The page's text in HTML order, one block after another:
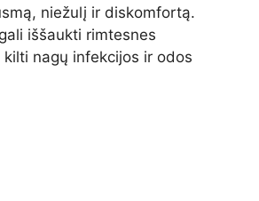
niežulį ir diskomfortą.
iššaukti rimtesnes
kilti nagų infekcijos ir odos